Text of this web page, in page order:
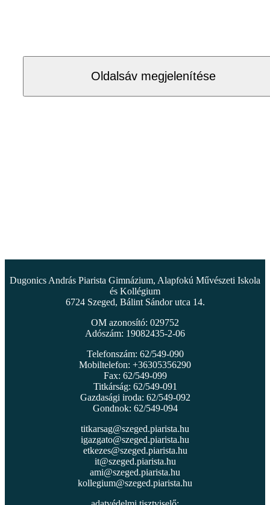
Oldalsáv megjelenítése
Dugonics András Piarista Gimnázium, Alapfokú Művészeti Iskola
és Kollégium
6724 Szeged, Bálint Sándor utca 14.
OM azonosító: 029752
Adószám: 19082435-2-06
Telefonszám: 62/549-090
Mobiltelefon: +36305356290
Fax: 62/549-099
Titkárság: 62/549-091
Gazdasági iroda: 62/549-092
Gondnok: 62/549-094
titkarsag@szeged.piarista.hu
igazgato@szeged.piarista.hu
etkezes@szeged.piarista.hu
it@szeged.piarista.hu
ami@szeged.piarista.hu
kollegium@szeged.piarista.hu